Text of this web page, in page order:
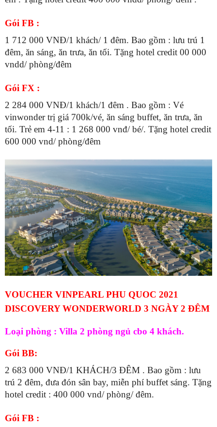
Gói FB :
1 712 000 VNĐ/1 khách/ 1 đêm. Bao gồm : lưu trú 1
đêm, ăn sáng, ăn trưa, ăn tối. Tặng hotel credit 00 000
vndd/ phòng/đêm
Gói FX :
2 284 000 VNĐ/1 khách/1 đêm . Bao gồm : Vé
vinwonder trị giá 700k/vé, ăn sáng buffet, ăn trưa, ăn
tối. Trẻ em 4-11 : 1 268 000 vnđ/ bé/. Tặng hotel credit
600 000 vnd/ phòng/đêm
VOUCHER VINPEARL PHU QUOC 2021
DISCOVERY WONDERWORLD 3 NGÀY 2 ĐÊM
Loại phòng : Villa 2 phòng ngủ cbo 4 khách.
Gói BB:
2 683 000 VNĐ/1 KHÁCH/3 ĐÊM . Bao gồm : lưu
trú 2 đêm, đưa đón sân bay, miễn phí buffet sáng. Tặng
hotel credit : 400 000 vnd/ phòng/ đêm.
Gói FB :